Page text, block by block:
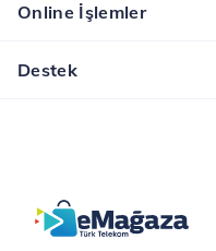
Online İşlemler
Destek